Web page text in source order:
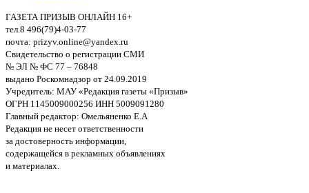
ГАЗЕТА ПРИЗЫВ ОНЛАЙН 16+
тел.8 496(79)4-03-77
почта: prizyv.online@yandex.ru
Свидетельство о регистрации СМИ
№ ЭЛ № ФС 77 – 76848
выдано Роскомнадзор от 24.09.2019
Учредитель: МАУ «Редакция газеты «Призыв»
ОГРН 1145009000256 ИНН 5009091280
Главный редактор: Омельяненко Е.А
Редакция не несет ответственности
за достоверность информации,
содержащейся в рекламных объявлениях
и материалах.